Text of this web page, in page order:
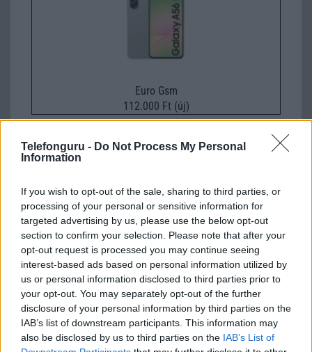
Telefonguru - Do Not Process My Personal
Information
If you wish to opt-out of the sale, sharing to third parties, or
processing of your personal or sensitive information for
targeted advertising by us, please use the below opt-out
section to confirm your selection. Please note that after your
opt-out request is processed you may continue seeing
interest-based ads based on personal information utilized by
us or personal information disclosed to third parties prior to
your opt-out. You may separately opt-out of the further
disclosure of your personal information by third parties on the
IAB’s list of downstream participants. This information may
also be disclosed by us to third parties on the IAB’s List of
Euro Gsm
112.000 Ft (új)
Samsung Galaxy S25 Ultra
Nelly GSM
245.000 Ft (használt)